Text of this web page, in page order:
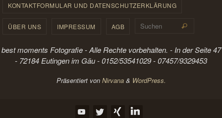
KONTAKTFORMULAR UND DATENSCHUTZERKLÄRUNG
ÜBER UNS IMPRESSUM AGB Suchen
best moments Fotografie - Alle Rechte vorbehalten. - In der Seite 47
- 72184 Eutingen im Gäu - 0152/53541029 - 07457/9329453
Präsentiert von Nirvana& WordPress.